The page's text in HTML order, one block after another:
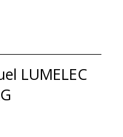
LUMELEC